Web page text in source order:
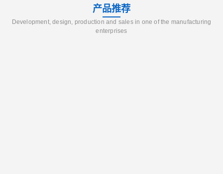
产品推荐
Development, design, production and sales in one of the manufacturing
enterprises